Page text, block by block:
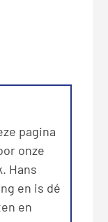
pagina
onze
Hans
en is dé
en